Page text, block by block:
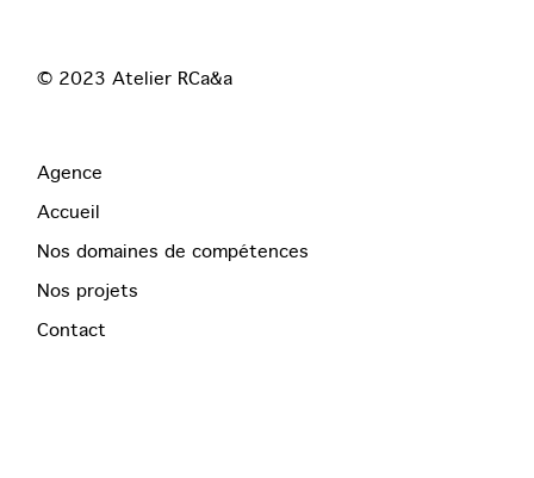
© 2023Atelier RCa&a
Agence
Accueil
Nos domaines de compétences
Nos projets
Contact